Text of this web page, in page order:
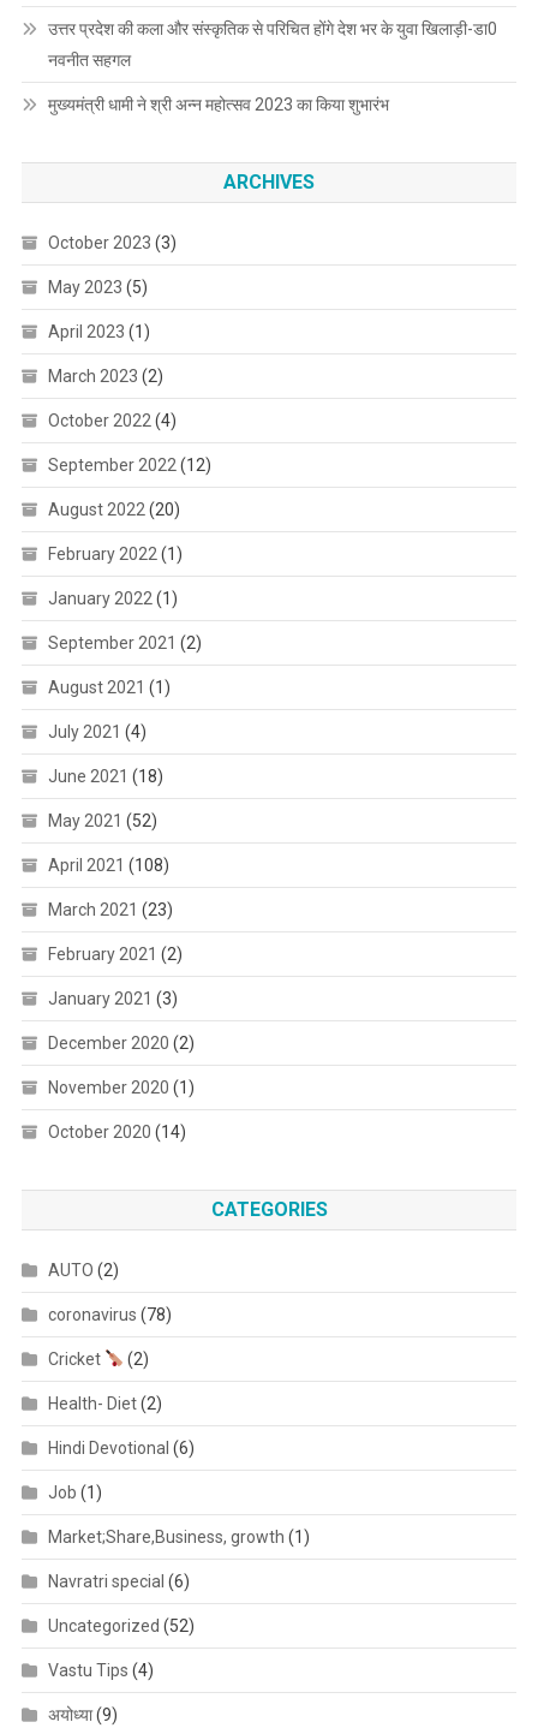
उत्तर प्रदेश की कला और संस्कृतिक से परिचित होंगे देश भर के युवा खिलाड़ी-डा0
नवनीत सहगल
मुख्यमंत्री धामी ने श्री अन्न महोत्सव 2023 का किया शुभारंभ
ARCHIVES
October 2023 (3)
May 2023 (5)
April 2023 (1)
March 2023 (2)
October 2022 (4)
September 2022 (12)
August 2022 (20)
February 2022 (1)
January 2022 (1)
September 2021 (2)
August 2021 (1)
July 2021 (4)
June 2021 (18)
May 2021 (52)
April 2021 (108)
March 2021 (23)
February 2021 (2)
January 2021 (3)
December 2020 (2)
November 2020 (1)
October 2020 (14)
CATEGORIES
AUTO (2)
coronavirus (78)
Cricket (2)
Health- Diet(2)
Hindi Devotional (6)
Job (1)
Market;Share,Business, growth (1)
Navratri special (6)
Uncategorized (52)
Vastu Tips (4)
अयोध्या(9)